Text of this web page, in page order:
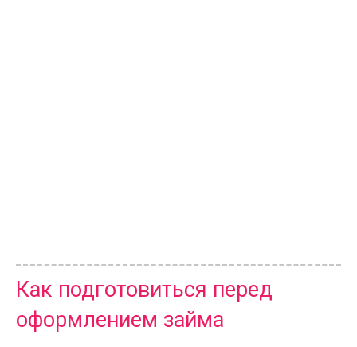
Как подготовиться перед
оформлением займа